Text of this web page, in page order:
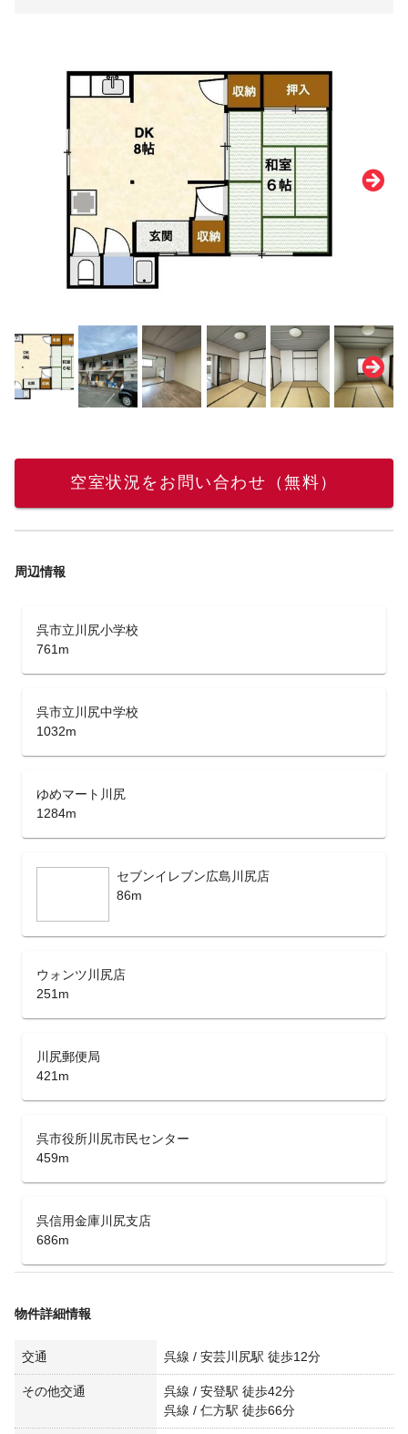
空室状況をお問い合わせ（無料）
周辺情報
呉市立川尻小学校
761m
呉市立川尻中学校
1032m
ゆめマート川尻
1284m
セブンイレブン広島川尻店
86m
ウォンツ川尻店
251m
川尻郵便局
421m
呉市役所川尻市民センター
459m
呉信用金庫川尻支店
686m
物件詳細情報
交通 呉線 / 安芸川尻駅 徒歩12分
その他交通
呉線 / 安登駅 徒歩42分
呉線 / 仁方駅 徒歩66分